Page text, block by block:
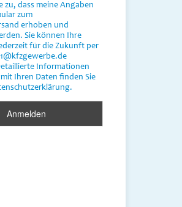
zu, dass meine Angaben
zum
erhoben und
Sie können Ihre
für die Zukunft per
Informationen
Ihren Daten finden Sie